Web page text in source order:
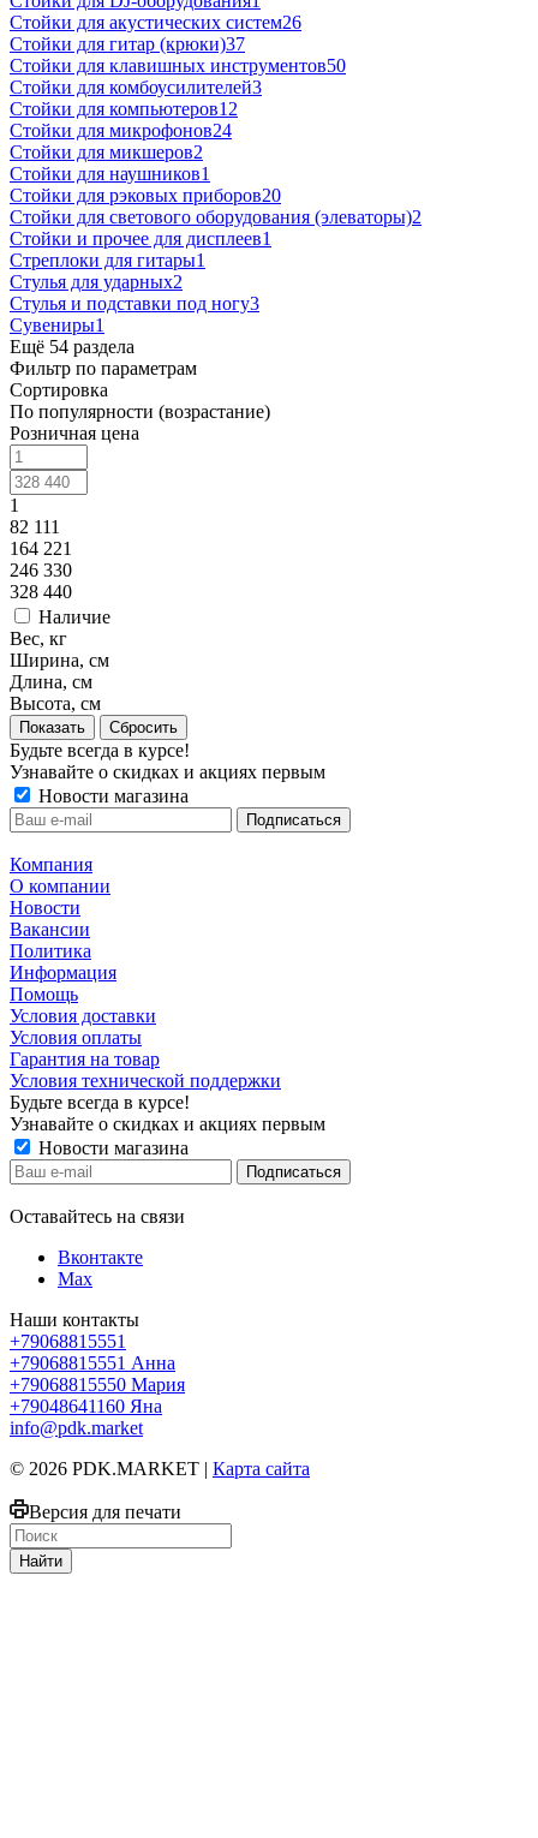
Стойки для акустических систем26
Стойки для гитар (крюки)37
Стойки для клавишных инструментов50
Стойки для комбоусилителей3
Стойки для компьютеров12
Стойки для микрофонов24
Стойки для микшеров2
Стойки для наушников1
Стойки для рэковых приборов20
Стойки для светового оборудования (элеваторы)2
Стойки и прочее для дисплеев1
Стреплоки для гитары1
Стулья для ударных2
Стулья и подставки под ногу3
Сувениры1
Ещё 54 раздела
Фильтр по параметрам
Сортировка
По популярности (возрастание)
Розничная цена
1
82 111
164 221
246 330
328 440
Наличие
Вес, кг
Ширина, см
Длина, см
Высота, см
Сбросить
Будьте всегда в курсе!
Узнавайте о скидках и акциях первым
Новости магазина
Компания
О компании
Новости
Вакансии
Политика
Информация
Помощь
Условия доставки
Условия оплаты
Гарантия на товар
Условия технической поддержки
Будьте всегда в курсе!
Узнавайте о скидках и акциях первым
Новости магазина
Оставайтесь на связи
Вконтакте
Max
Наши контакты
+79068815551
+79068815551 Анна
+79068815550 Мария
+79048641160 Яна
info@pdk.market
© 2026 PDK.MARKET | Карта сайта
Версия для печати
Найти